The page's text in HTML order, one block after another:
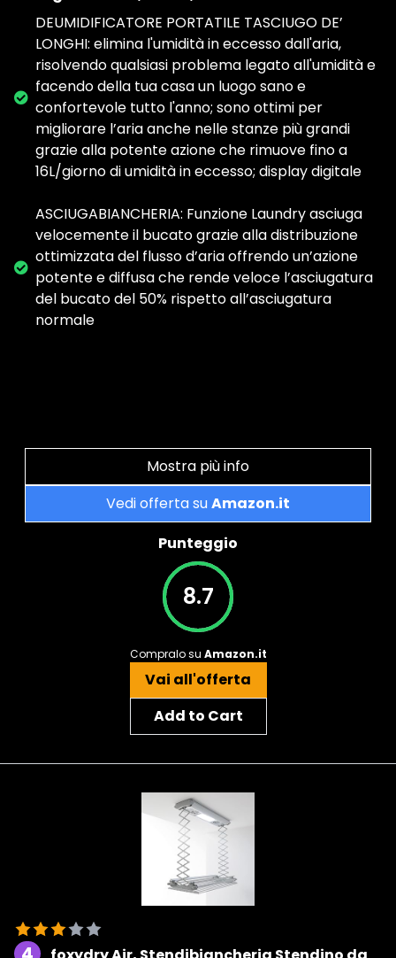
DEUMIDIFICATORE PORTATILE TASCIUGO DE’
LONGHI: elimina l'umidità in eccesso dall'aria,
risolvendo qualsiasi problema legato all'umidità e
facendo della tua casa un luogo sano e
confortevole tutto l'anno; sono ottimi per
migliorare l’aria anche nelle stanze più grandi
grazie alla potente azione che rimuove fino a
16L/giorno di umidità in eccesso; display digitale
ASCIUGABIANCHERIA: Funzione Laundry asciuga
velocemente il bucato grazie alla distribuzione
ottimizzata del flusso d’aria offrendo un’azione
potente e diffusa che rende veloce l’asciugatura
del bucato del 50% rispetto all’asciugatura
normale
Mostra più info
Vedi offerta suAmazon.it
Punteggio
8.7
Compralo su Amazon.it
Vai all'offerta
Add to Cart